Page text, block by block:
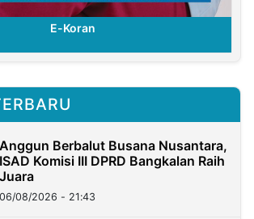
E-Koran
Anggun Berbalut Busana Nusantara,
ISAD Komisi III DPRD Bangkalan Raih
Juara
06/08/2026 - 21:43